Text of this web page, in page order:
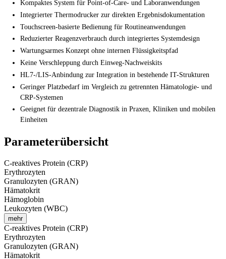
Kompaktes System für Point-of-Care- und Laboranwendungen
Integrierter Thermodrucker zur direkten Ergebnisdokumentation
Touchscreen-basierte Bedienung für Routineanwendungen
Reduzierter Reagenzverbrauch durch integriertes Systemdesign
Wartungsarmes Konzept ohne internen Flüssigkeitspfad
Keine Verschleppung durch Einweg-Nachweiskits
HL7-/LIS-Anbindung zur Integration in bestehende IT-Strukturen
Geringer Platzbedarf im Vergleich zu getrennten Hämatologie- und
CRP-Systemen
Geeignet für dezentrale Diagnostik in Praxen, Kliniken und mobilen
Einheiten
Parameterübersicht
C-reaktives Protein (CRP)
Erythrozyten
Granulozyten (GRAN)
Hämatokrit
Hämoglobin
Leukozyten (WBC)
mehr
C-reaktives Protein (CRP)
Erythrozyten
Granulozyten (GRAN)
Hämatokrit